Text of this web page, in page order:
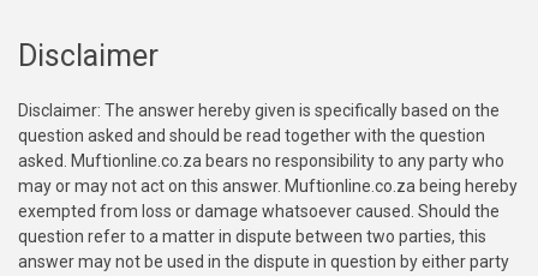
Disclaimer
Disclaimer: The answer hereby given is specifically based on the
question asked and should be read together with the question
asked. Muftionline.co.za bears no responsibility to any party who
may or may not act on this answer. Muftionline.co.za being hereby
exempted from loss or damage whatsoever caused. Should the
question refer to a matter in dispute between two parties, this
answer may not be used in the dispute in question by either party